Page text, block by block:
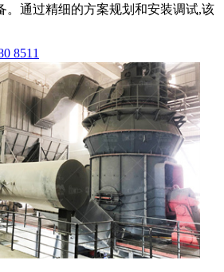
。通过精细的方案规划和安装调试,该
8511